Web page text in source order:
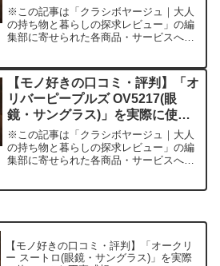
正直感想
※この記事は「クラシボヤージュ｜大人
の持ち物と暮らしの探求レビュー」の編
集部に寄せられた各商品・サービスへの
グ”が本当に満足できる理由大人になる
と、眼鏡は単なる視力補正...
【モノ好きの口コミ・評判】「オ
リバーピープルズ OV5217(眼
鏡・サングラス)」を実際に使っ
てみた正直感想
※この記事は「クラシボヤージュ｜大人
の持ち物と暮らしの探求レビュー」の編
集部に寄せられた各商品・サービスへの
【モノ好きの口コミ・評判】「オークリ
ー スートロ(眼鏡・サングラス)」を実際